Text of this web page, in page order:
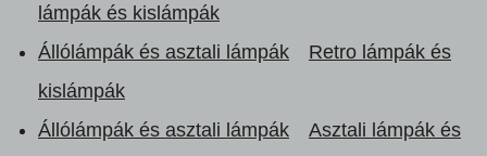
lámpák és kislámpák
Állólámpák és asztali lámpák
Retro lámpák és
kislámpák
Állólámpák és asztali lámpák
Asztali lámpák és